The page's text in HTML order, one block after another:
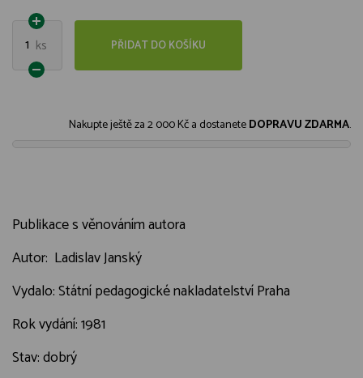
1 ks PŘIDAT DO KOŠÍKU
Nakupte ještě za2 000 Kča dostaneteDOPRAVU ZDARMA.
Publikace s věnováním autora
Autor: Ladislav Janský
Vydalo: Státní pedagogické nakladatelství Praha
Rok vydání: 1981
Stav: dobrý